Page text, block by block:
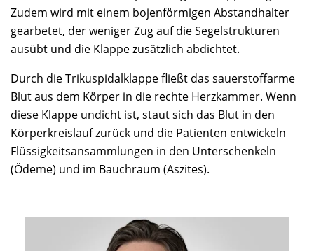
Zudem wird mit einem bojenförmigen Abstandhalter
gearbetet, der weniger Zug auf die Segelstrukturen
ausübt und die Klappe zusätzlich abdichtet.
Durch die Trikuspidalklappe fließt das sauerstoffarme
Blut aus dem Körper in die rechte Herzkammer. Wenn
diese Klappe undicht ist, staut sich das Blut in den
Körperkreislauf zurück und die Patienten entwickeln
Flüssigkeitsansammlungen in den Unterschenkeln
(Ödeme) und im Bauchraum (Aszites).